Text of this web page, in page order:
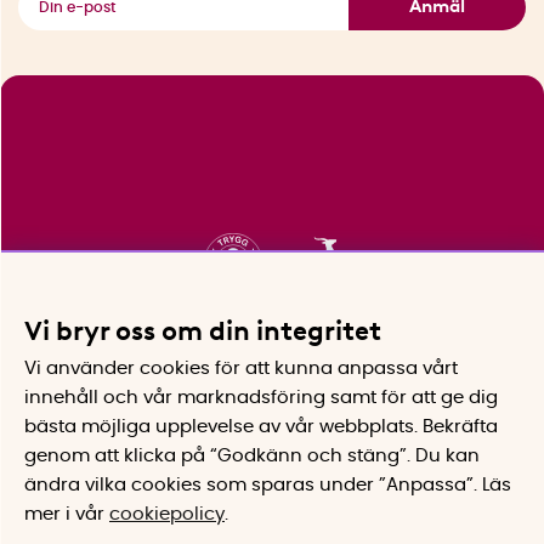
Anmäl
Vi bryr oss om din integritet
Vi använder cookies för att kunna anpassa vårt
innehåll och vår marknadsföring samt för att ge dig
bästa möjliga upplevelse av vår webbplats.
Bekräfta
genom att klicka på “Godkänn och stäng”. Du kan
ändra vilka cookies som sparas under ”Anpassa”.
Läs
mer i vår cookiepolicy